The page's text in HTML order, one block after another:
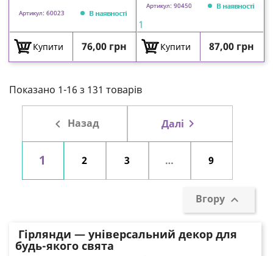
Артикул: 60023 В наявності
Купити Ціна
76,00 грн
Артикул: 90450 В наявності
1
Купити Ціна
87,00 грн
Показано 1-16 з 131 товарів
 Назад
1 2 3 … 9
Далі 
Вгору 
Гірлянди — універсальний декор для
будь-якого свята